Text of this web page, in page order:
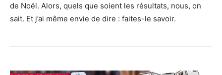
de Noël. Alors, quels que soient les résultats, nous, on
sait. Et j’ai même envie de dire : faites-le savoir.